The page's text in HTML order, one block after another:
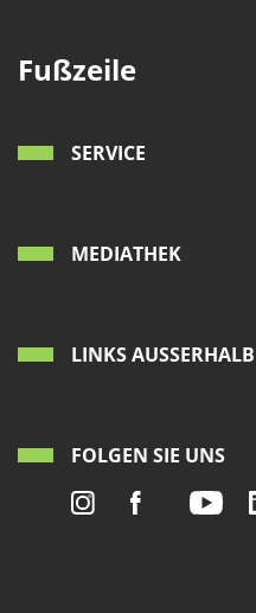
Fußzeile
SERVICE
MEDIATHEK
LINKS
FOLGEN SIE UNS